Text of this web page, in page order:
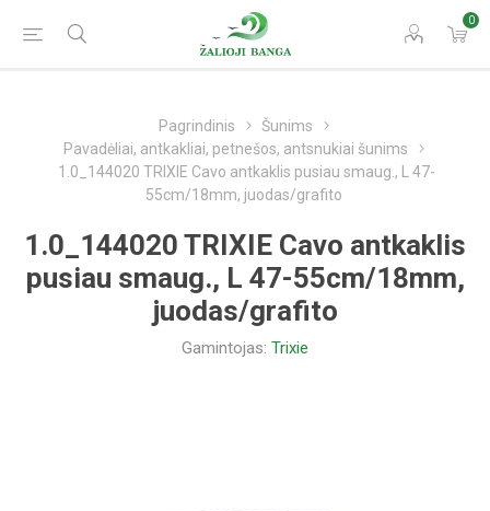
0
Pagrindinis
Šunims
Pavadėliai, antkakliai, petnešos, antsnukiai šunims
1.0_144020 TRIXIE Cavo antkaklis pusiau smaug., L 47-
55cm/18mm, juodas/grafito
1.0_144020 TRIXIE Cavo antkaklis
pusiau smaug., L 47-55cm/18mm,
juodas/grafito
Gamintojas: Trixie